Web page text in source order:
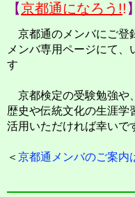
【京都通になろう!! 】
京都通のメンバにご登
メンバ専用ページにて、
す
京都検定の受験勉強や
歴史や伝統文化の生涯学
活用いただければ幸いで
＜ 京都通メンバのご案内